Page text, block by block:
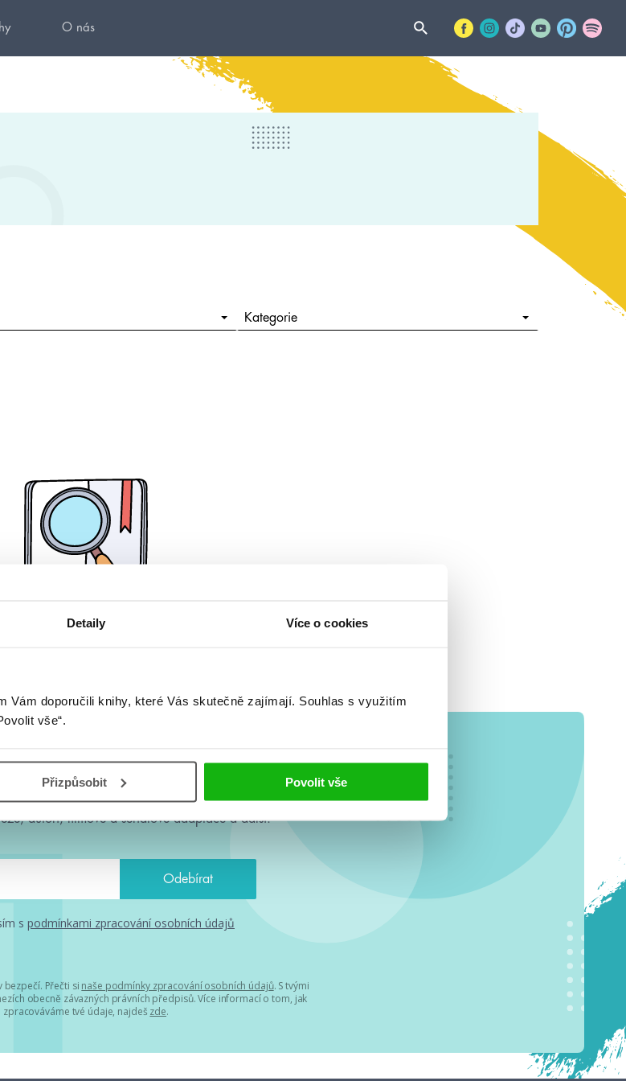
Detaily Více o cookies
Vám doporučili knihy, které Vás skutečně zajímají. Souhlas s využitím
vše“.
Přizpůsobit Povolit vše
O nás
Kategorie
každý měsíc rovnou do mailu! Nové knihy, co se
autoři, filmové a seriálové adaptace a další.
s podmínkami zpracování osobních údajů
bezpečí. Přečti si naše podmínky zpracování osobních údajů. S tvými
obecně závazných právních předpisů. Více informací o tom, jak
zpracováváme tvé údaje, najdeš zde.